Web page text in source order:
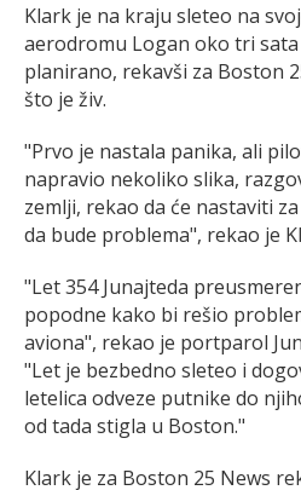
Klark je na kraju sleteo na
aerodromu Logan oko tri
planirano, rekavši za Boston
što je živ.
"Prvo je nastala panika, ali
napravio nekoliko slika,
zemlji, rekao da će nastaviti
da bude problema", rekao je
"Let 354 Junajteda
popodne kako bi rešio
aviona", rekao je portparol
"Let je bezbedno sleteo i
letelica odveze putnike do
od tada stigla u Boston."
Klark je za Boston 25 News